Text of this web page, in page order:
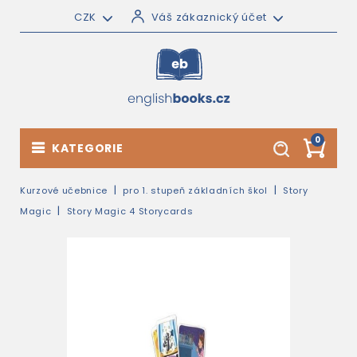
CZK Váš zákaznický účet
0
KATEGORIE
Kurzové učebnice pro 1. stupeň základních škol
Story
Magic
Story Magic 4 Storycards